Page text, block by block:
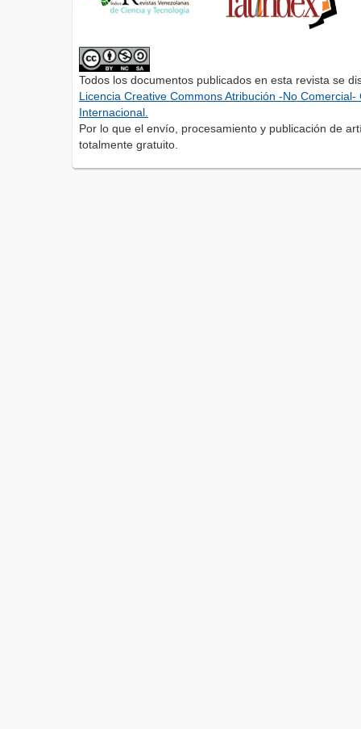
Todos los documentos publicados en esta revista se
Licencia Creative Commons Atribución -No
Internacional.
Por lo que el envío, procesamiento y publicación de
totalmente gratuito.